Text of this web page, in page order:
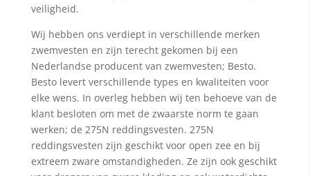
veiligheid.
Wij hebben ons verdiept in verschillende merken
zwemvesten en zijn terecht gekomen bij een
Nederlandse producent van zwemvesten; Besto.
Besto levert verschillende types en kwaliteiten voor
elke wens. In overleg hebben wij ten behoeve van de
klant besloten om met de zwaarste norm te gaan
werken; de 275N reddingsvesten. 275N
reddingsvesten zijn geschikt voor open zee en bij
extreem zware omstandigheden. Ze zijn ook geschikt